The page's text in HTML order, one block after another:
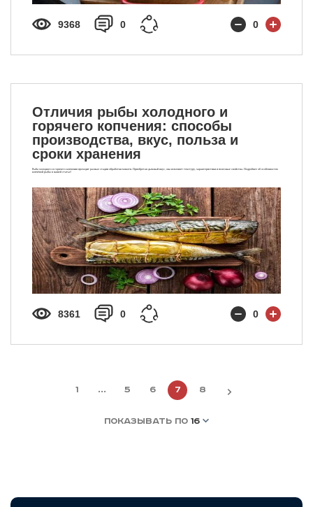
9368 0 0
Отличия рыбы холодного и
горячего копчения: способы
производства, вкус, польза и
сроки хранения
Рыба холодного и горячего копчения проходит разные стадии обработки мякоти. Приобретая дымный вкус, она изменяет текстуру, характеристики и полезные свойства. Подробнее об особенностях
копчёной рыбы в нашей статье!
8361 0 0
1 ... 5 6 7 8
ПОКАЗЫВАТЬ ПО 16